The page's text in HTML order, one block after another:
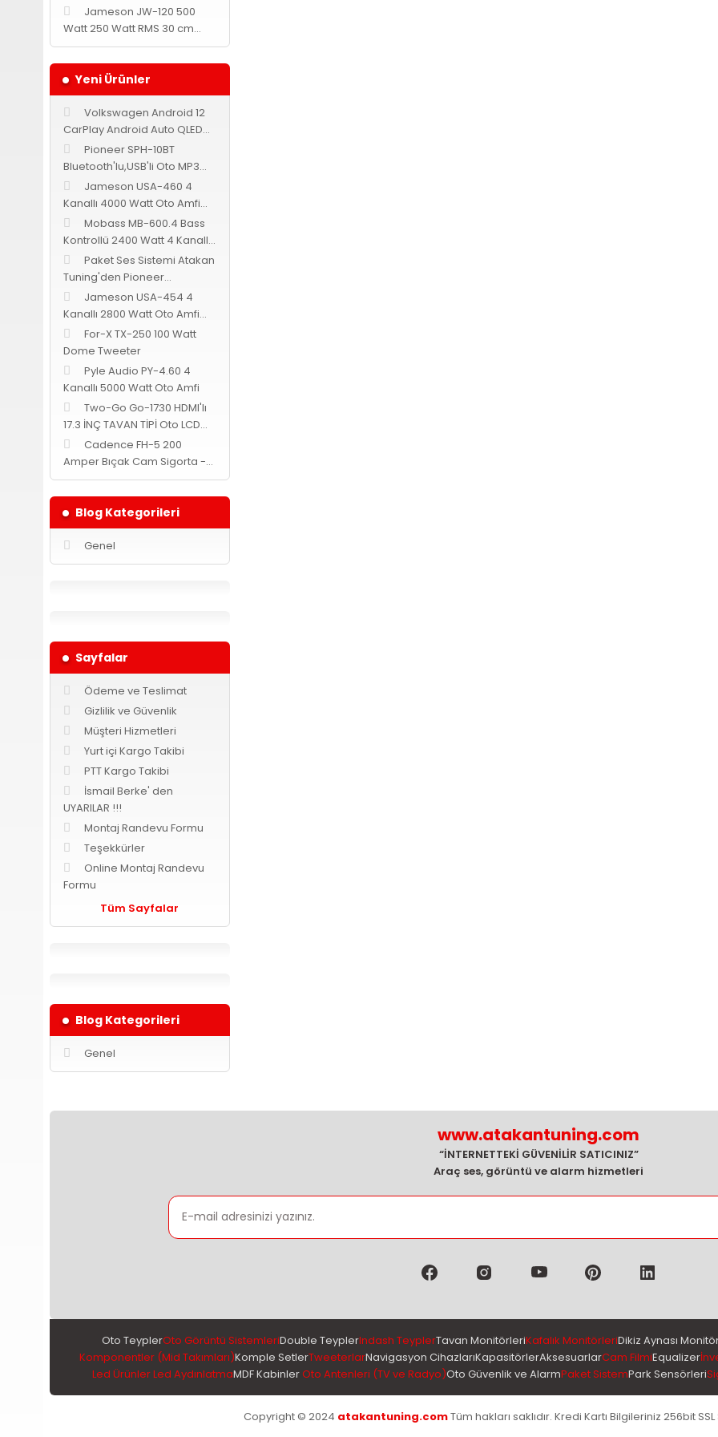
Jameson JW-120 500
Watt 250 Watt RMS 30 cm
Subwoofer
Yeni Ürünler
Volkswagen Android 12
CarPlay Android Auto QLED
Multimedya Navix
Pioneer SPH-10BT
Bluetooth'lu,USB'li Oto MP3
TeypJameson USA-460 4
Kanallı 4000 Watt Oto Amfi
Bass Kontrollü
Mobass MB-600.4 Bass
Kontrollü 2400 Watt 4 Kanallı
Oto Amfi
Paket Ses Sistemi Atakan
Tuning'den Pioneer
Cadence Jameson
Jameson USA-454 4
Kanallı 2800 Watt Oto Amfi
Bass Kontrollü
For-X TX-250 100 Watt
Dome Tweeter
Pyle Audio PY-4.60 4
Kanallı 5000 Watt Oto Amfi
Two-Go Go-1730 HDMI'lı
17.3 İNÇ TAVAN TİPİ Oto LCD
MONİTÖR -Siyah-
Cadence FH-5 200
Amper Bıçak Cam Sigorta -
Yuvarlak-
Blog Kategorileri
Genel
Sayfalar
Ödeme ve Teslimat
Gizlilik ve Güvenlik
Müşteri Hizmetleri
Yurt içi Kargo Takibi
PTT Kargo Takibi
İsmail Berke' den
UYARILAR !!!
Montaj Randevu Formu
Teşekkürler
Online Montaj Randevu
Formu
Tüm Sayfalar
Blog Kategorileri
Genel
www.atakantuning.com
“İNTERNETTEKİ GÜVENİLİR SATICINIZ”
Araç ses, görüntü ve alarm hizmetleri
Oto TeyplerOto Görüntü SistemleriDouble TeyplerIndash TeyplerTavan MonitörleriKafalık MonitörleriDikiz Aynası
Komponentler (Mid Takımları)Komple SetlerTweeterlarNavigasyon CihazlarıKapasitörlerAksesuarlarCam FilmiEqualizer
Led Ürünler Led AydınlatmaMDF KabinlerOto Antenleri (TV ve Radyo)Oto Güvenlik ve AlarmPaket SistemPark Sensörleri
Copyright © 2024 atakantuning.comTüm hakları saklıdır. Kredi Kartı Bilgileriniz 256bit